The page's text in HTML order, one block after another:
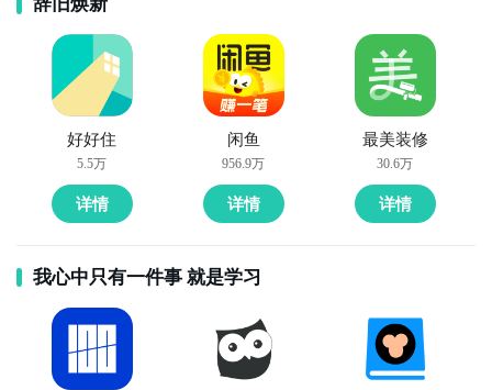
好好住
5.5万
详情
闲鱼
956.9万
详情
最美装修
30.6万
详情
我心中只有一件事 就是学习